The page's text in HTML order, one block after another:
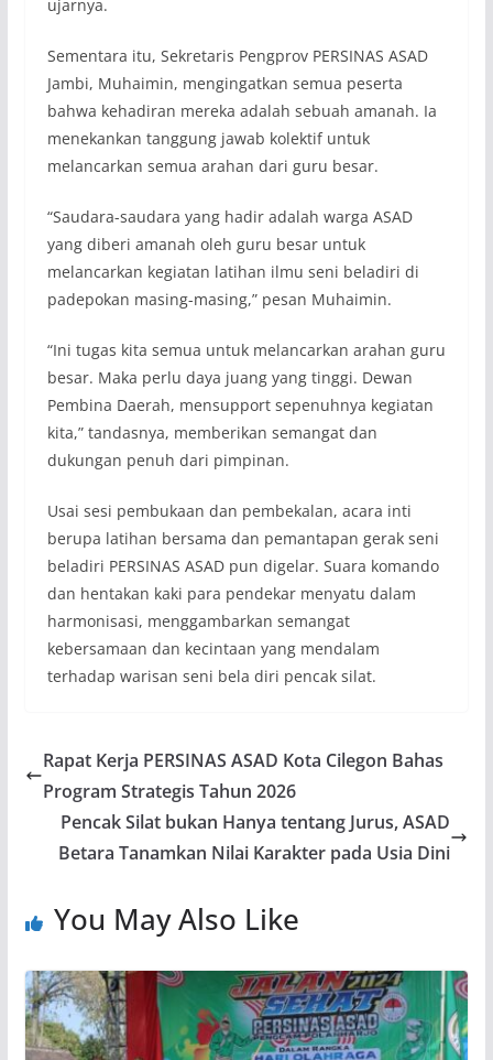
ujarnya.
Sementara itu, Sekretaris Pengprov PERSINAS ASAD
Jambi, Muhaimin, mengingatkan semua peserta
bahwa kehadiran mereka adalah sebuah amanah. Ia
menekankan tanggung jawab kolektif untuk
melancarkan semua arahan dari guru besar.
“Saudara-saudara yang hadir adalah warga ASAD
yang diberi amanah oleh guru besar untuk
melancarkan kegiatan latihan ilmu seni beladiri di
padepokan masing-masing,” pesan Muhaimin.
“Ini tugas kita semua untuk melancarkan arahan guru
besar. Maka perlu daya juang yang tinggi. Dewan
Pembina Daerah, mensupport sepenuhnya kegiatan
kita,” tandasnya, memberikan semangat dan
dukungan penuh dari pimpinan.
Usai sesi pembukaan dan pembekalan, acara inti
berupa latihan bersama dan pemantapan gerak seni
beladiri PERSINAS ASAD pun digelar. Suara komando
dan hentakan kaki para pendekar menyatu dalam
harmonisasi, menggambarkan semangat
kebersamaan dan kecintaan yang mendalam
terhadap warisan seni bela diri pencak silat.
Rapat Kerja PERSINAS ASAD Kota Cilegon Bahas
Program Strategis Tahun 2026
Pencak Silat bukan Hanya tentang Jurus, ASAD
Betara Tanamkan Nilai Karakter pada Usia Dini
You May Also Like